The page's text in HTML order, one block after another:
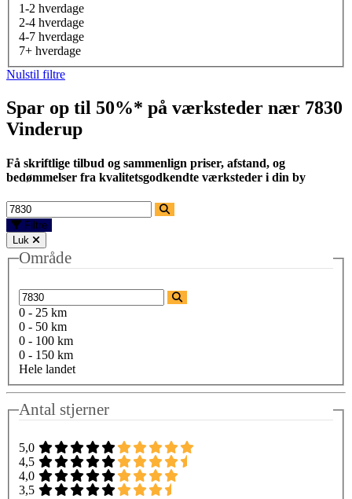
1-2 hverdage
2-4 hverdage
4-7 hverdage
7+ hverdage
Nulstil filtre
Spar op til 50%* på værksteder nær 7830
Vinderup
Få skriftlige tilbud og sammenlign priser, afstand, og
bedømmelser fra kvalitetsgodkendte værksteder i din by
Filtre
Luk
Område
0 - 25 km
0 - 50 km
0 - 100 km
0 - 150 km
Hele landet
Antal stjerner
5,0
4,5
4,0
3,5